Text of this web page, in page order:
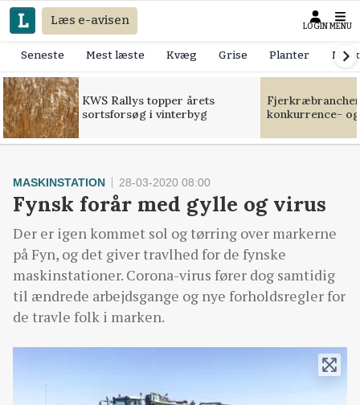
Læs e-avisen LOGIN MENU
Seneste Mest læste Kvæg Grise Planter
KWS Rallys topper årets
sortsforsøg i vinterbyg
konkurrence-
MASKINSTATION 28-03-2020 08:00
Fynsk forår med gylle og virus
Der er igen kommet sol og tørring over markerne
på Fyn, og det giver travlhed for de fynske
maskinstationer. Corona-virus fører dog samtidig
til ændrede arbejdsgange og nye forholdsregler for
de travle folk i marken.